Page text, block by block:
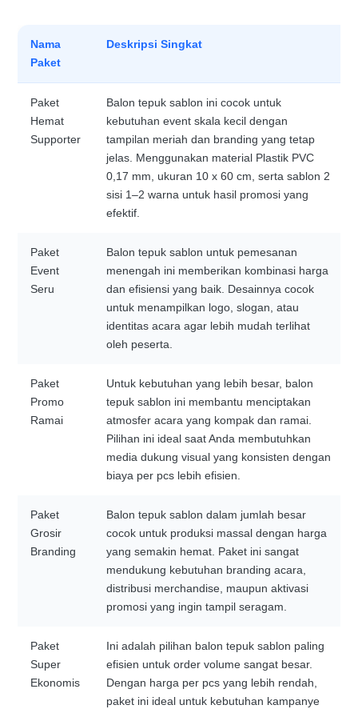
Nama
Paket
Deskripsi Singkat
Paket
Hemat
Supporter
Balon tepuk sablon ini cocok untuk
kebutuhan event skala kecil dengan
tampilan meriah dan branding yang tetap
jelas. Menggunakan material Plastik PVC
0,17 mm, ukuran 10 x 60 cm, serta sablon 2
sisi 1–2 warna untuk hasil promosi yang
efektif.
Paket
Event
Seru
Balon tepuk sablon untuk pemesanan
menengah ini memberikan kombinasi harga
dan efisiensi yang baik. Desainnya cocok
untuk menampilkan logo, slogan, atau
identitas acara agar lebih mudah terlihat
oleh peserta.
Paket
Promo
Ramai
Untuk kebutuhan yang lebih besar, balon
tepuk sablon ini membantu menciptakan
atmosfer acara yang kompak dan ramai.
Pilihan ini ideal saat Anda membutuhkan
media dukung visual yang konsisten dengan
biaya per pcs lebih efisien.
Paket
Grosir
Branding
Balon tepuk sablon dalam jumlah besar
cocok untuk produksi massal dengan harga
yang semakin hemat. Paket ini sangat
mendukung kebutuhan branding acara,
distribusi merchandise, maupun aktivasi
promosi yang ingin tampil seragam.
Paket
Super
Ekonomis
Ini adalah pilihan balon tepuk sablon paling
efisien untuk order volume sangat besar.
Dengan harga per pcs yang lebih rendah,
paket ini ideal untuk kebutuhan kampanye